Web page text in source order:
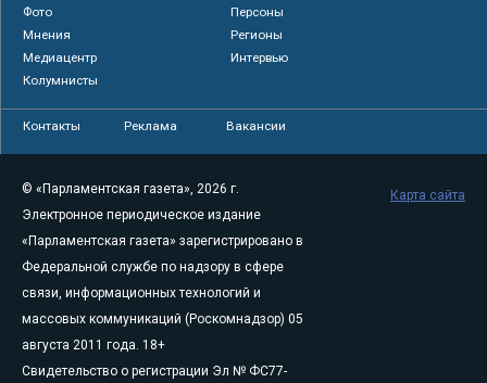
Фото
Персоны
Мнения
Регионы
Медиацентр
Интервью
Колумнисты
Контакты Реклама Вакансии
© «Парламентская газета», 2026 г.
Электронное периодическое издание
«Парламентская газета» зарегистрировано в
Федеральной службе по надзору в сфере
связи, информационных технологий и
массовых коммуникаций (Роскомнадзор) 05
августа 2011 года. 18+
Свидетельство о регистрации Эл № ФС77-
Карта сайта